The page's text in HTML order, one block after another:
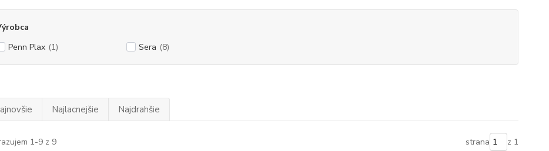
Penn Plax (1) Sera (8)
Najlacnejšie Najdrahšie
1-9 z 9 strana z 1